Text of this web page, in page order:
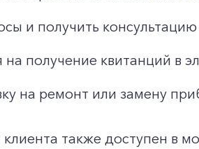
и получить
на получение квитанций в
на ремонт или замену
также доступен в